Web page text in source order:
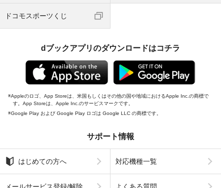
ドコモスポーツくじ
dブックアプリのダウンロードはコチラ
Appleのロゴ、App Storeは、米国もしくはその他の国や地域におけるApple Inc.の商標で
す。App Storeは、Apple Inc.のサービスマークです。
Google Play および Google Play ロゴは Google LLC の商標です。
サポート情報
はじめての方へ 対応機種一覧